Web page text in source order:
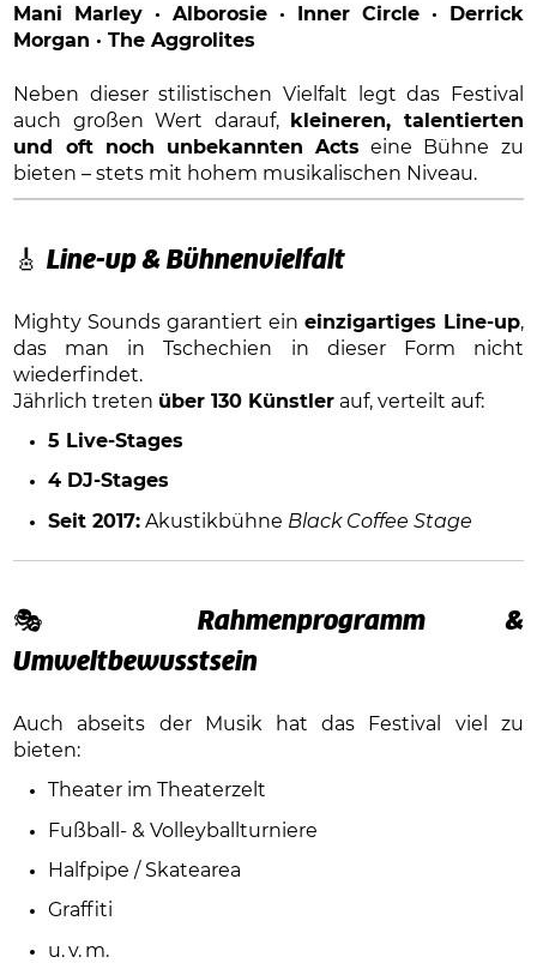
Mani Marley · Alborosie · Inner Circle · Derrick
Morgan · The Aggrolites
Neben dieser stilistischen Vielfalt legt das Festival
auch großen Wert darauf,
kleineren, talentierten
und oft noch unbekannten Acts eine Bühne zu
bieten – stets mit hohem musikalischen Niveau.
🎸Line-up & Bühnenvielfalt
Mighty Sounds garantiert ein einzigartiges Line-up,
das man in Tschechien in dieser Form nicht
wiederfindet.
Jährlich treten über 130 Künstler auf, verteilt auf:
5 Live-Stages
4 DJ-Stages
Seit 2017:Akustikbühne Black Coffee Stage
🎭Rahmenprogramm &
Umweltbewusstsein
Auch abseits der Musik hat das Festival viel zu
bieten:
Theater im Theaterzelt
Fußball- & Volleyballturniere
Halfpipe / Skatearea
Graffiti
u. v. m.